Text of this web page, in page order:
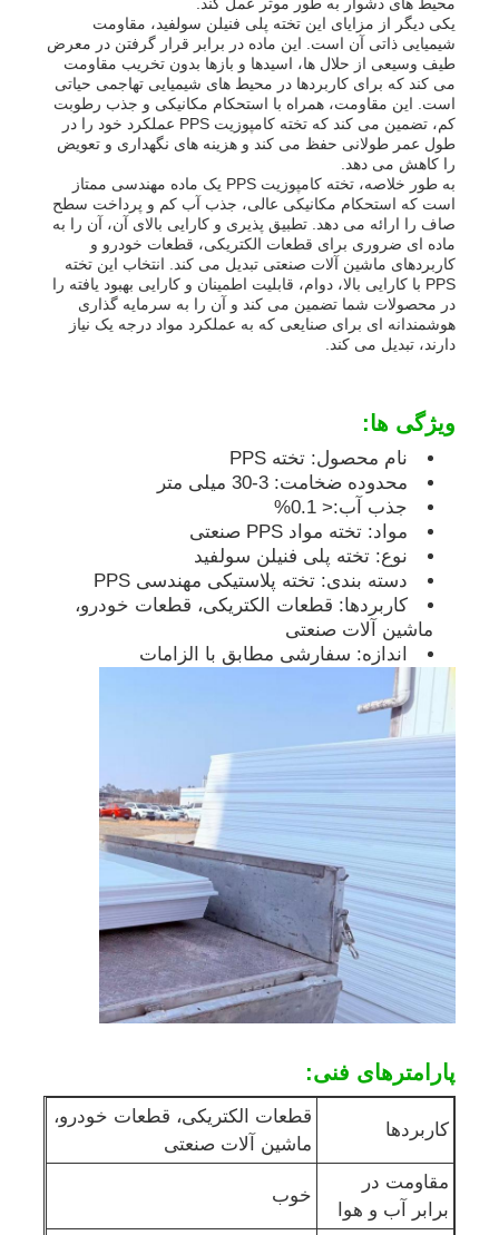
تابلوی تبلیغاتی PP
ورق پلاستیکی PP
هیئت PPS
ورق پلی پروپیلن ضد شعله
تخته ساختمانی توخالی PP
ورق دیواری PP
ورق پلی پروپیلن
لوله های پی پی
لوازم لوله های پلی پروپیلن
یکی دیگر از مزایای این تخته پلی فنیلن سولفید، مقاومت
شیمیایی ذاتی آن است. این ماده در برابر قرار گرفتن در معرض
طیف وسیعی از حلال ها، اسیدها و بازها بدون تخریب مقاومت
می کند که برای کاربردها در محیط های شیمیایی تهاجمی حیاتی
است. این مقاومت، همراه با استحکام مکانیکی و جذب رطوبت
کم، تضمین می کند که تخته کامپوزیت PPS عملکرد خود را در
طول عمر طولانی حفظ می کند و هزینه های نگهداری و تعویض
را کاهش می دهد.
به طور خلاصه، تخته کامپوزیت PPS یک ماده مهندسی ممتاز
است که استحکام مکانیکی عالی، جذب آب کم و پرداخت سطح
صاف را ارائه می دهد. تطبیق پذیری و کارایی بالای آن، آن را به
ماده ای ضروری برای قطعات الکتریکی، قطعات خودرو و
کاربردهای ماشین آلات صنعتی تبدیل می کند. انتخاب این تخته
PPS با کارایی بالا، دوام، قابلیت اطمینان و کارایی بهبود یافته را
در محصولات شما تضمین می کند و آن را به سرمایه گذاری
هوشمندانه ای برای صنایعی که به عملکرد مواد درجه یک نیاز
دارند، تبدیل می کند.
ویژگی ها:
نام محصول: تخته PPS
محدوده ضخامت: 3-30 میلی متر
جذب آب:< 0.1%
مواد: تخته مواد PPS صنعتی
نوع: تخته پلی فنیلن سولفید
دسته بندی: تخته پلاستیکی مهندسی PPS
کاربردها: قطعات الکتریکی، قطعات خودرو،
ماشین آلات صنعتی
اندازه: سفارشی مطابق با الزامات
پارامترهای فنی:
کاربردها
قطعات الکتریکی، قطعات خودرو،
ماشین آلات صنعتی
مقاومت در
برابر آب و هوا
خوب